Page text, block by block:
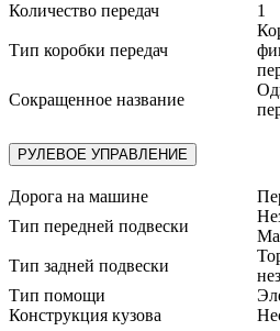
Количество передач 1
Тип коробки передач
Сокращенное название
РУЛЕВОЕ УПРАВЛЕНИЕ
Дорога на машине
Тип передней подвески
Тип задней подвески
Тип помощи
Конструкция кузова